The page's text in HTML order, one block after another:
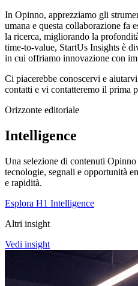
In Opinno, apprezziamo gli
umana e questa collaborazione fa
la ricerca, migliorando la
time-to-value, StartUs Insights è
in cui offriamo innovazione con
Ci piacerebbe conoscervi e
contatti e vi contatteremo il prima
Orizzonte editoriale
Intelligence
Una selezione di contenuti Opinno
tecnologie, segnali e opportunità
e rapidità.
Esplora H1 Intelligence
Altri insight
Vedi insight